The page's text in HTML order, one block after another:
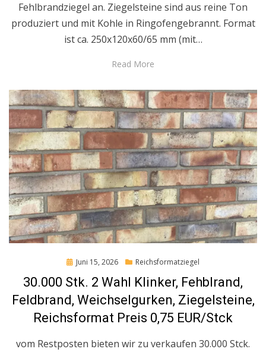
Fehlbrandziegel an. Ziegelsteine sind aus reine Ton
produziert und mit Kohle in Ringofengebrannt. Format
ist ca. 250x120x60/65 mm (mit…
Read More
PostedJuni 15, 2026 Reichsformatziegel
30.000 Stk. 2 Wahl Klinker, Fehblrand,
Feldbrand, Weichselgurken, Ziegelsteine,
Reichsformat Preis 0,75 EUR/Stck
vom Restposten bieten wir zu verkaufen 30.000 Stck.